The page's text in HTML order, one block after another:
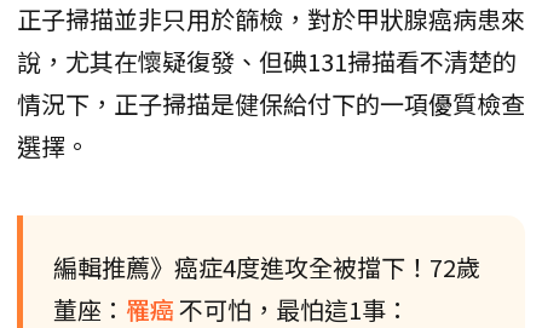
正子掃描並非只用於篩檢，對於甲狀腺癌病患來
說，尤其在懷疑復發、但碘131掃描看不清楚的
情況下，正子掃描是健保給付下的一項優質檢查
選擇。
編輯推薦》癌症4度進攻全被擋下！72歲
董座： 罹癌不可怕，最怕這1事：